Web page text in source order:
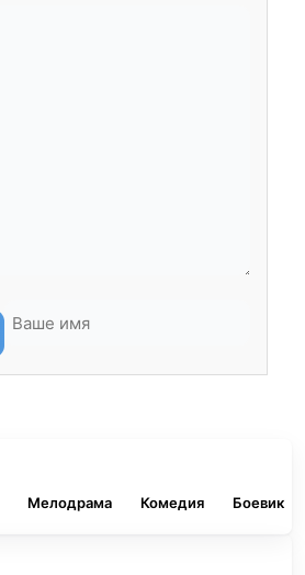
Мелодрама Комедия Боевик